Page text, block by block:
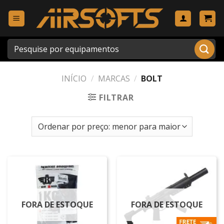
Pesquisar
por:
INÍCIO / MARCAS / BOLT
FILTRAR
FORA DE ESTOQUE FORA DE ESTOQUE